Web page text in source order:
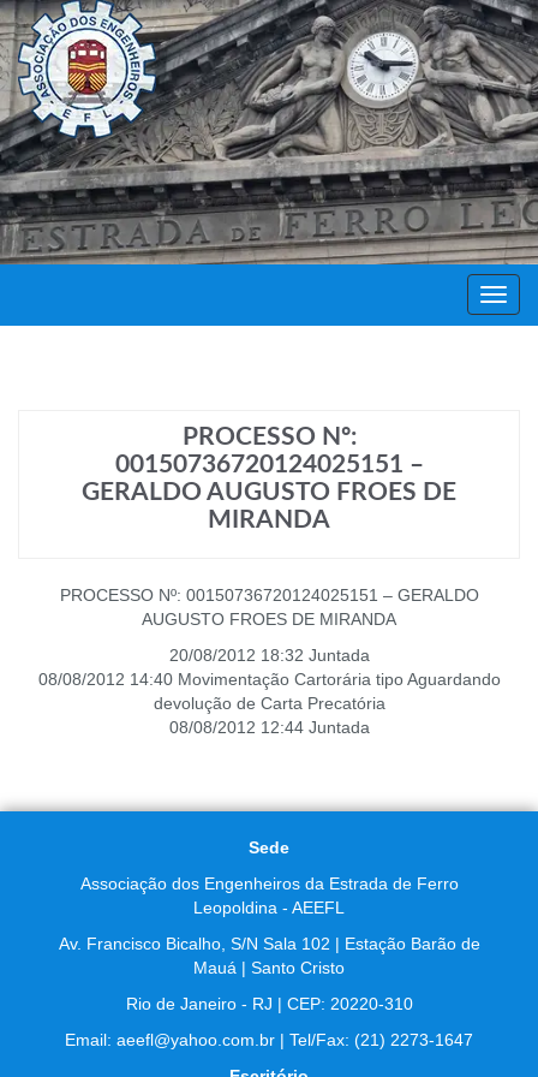
PROCESSO Nº:
00150736720124025151 –
GERALDO AUGUSTO FROES DE
MIRANDA
PROCESSO Nº: 00150736720124025151 – GERALDO
AUGUSTO FROES DE MIRANDA
20/08/2012 18:32 Juntada
08/08/2012 14:40 Movimentação Cartorária tipo Aguardando
devolução de Carta Precatória
08/08/2012 12:44 Juntada
Sede
Associação dos Engenheiros da Estrada de Ferro
Leopoldina - AEEFL
Av. Francisco Bicalho, S/N Sala 102 | Estação Barão de
Mauá | Santo Cristo
Rio de Janeiro - RJ | CEP: 20220-310
Email: aeefl@yahoo.com.br | Tel/Fax: (21) 2273-1647